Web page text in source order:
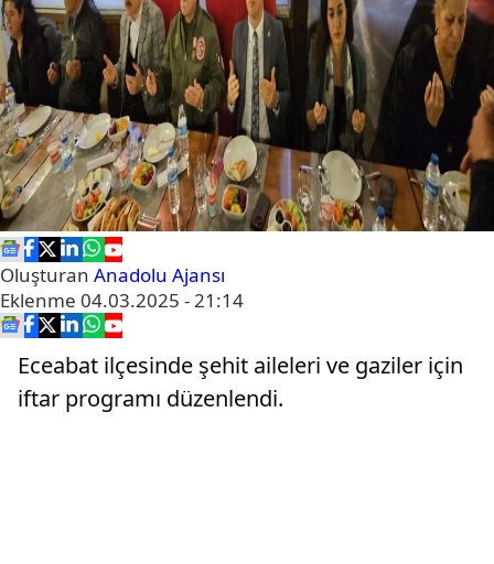
Oluşturan Anadolu Ajansı
Eklenme 04.03.2025 - 21:14
Eceabat ilçesinde şehit aileleri ve gaziler için
iftar programı düzenlendi.